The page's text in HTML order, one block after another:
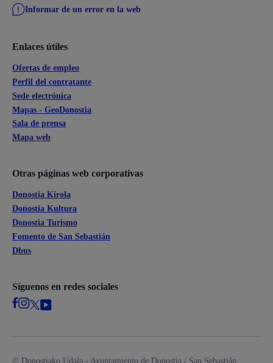
Informar de un error en la web
Enlaces útiles
Ofertas de empleo
Perfil del contratante
Sede electrónica
Mapas - GeoDonostia
Sala de prensa
Mapa web
Otras páginas web corporativas
Donostia Kirola
Donostia Kultura
Donostia Turismo
Fomento de San Sebastián
Dbus
Síguenos en redes sociales
© Donostiako Udala - Ayuntamiento de Donostia / San Sebastián